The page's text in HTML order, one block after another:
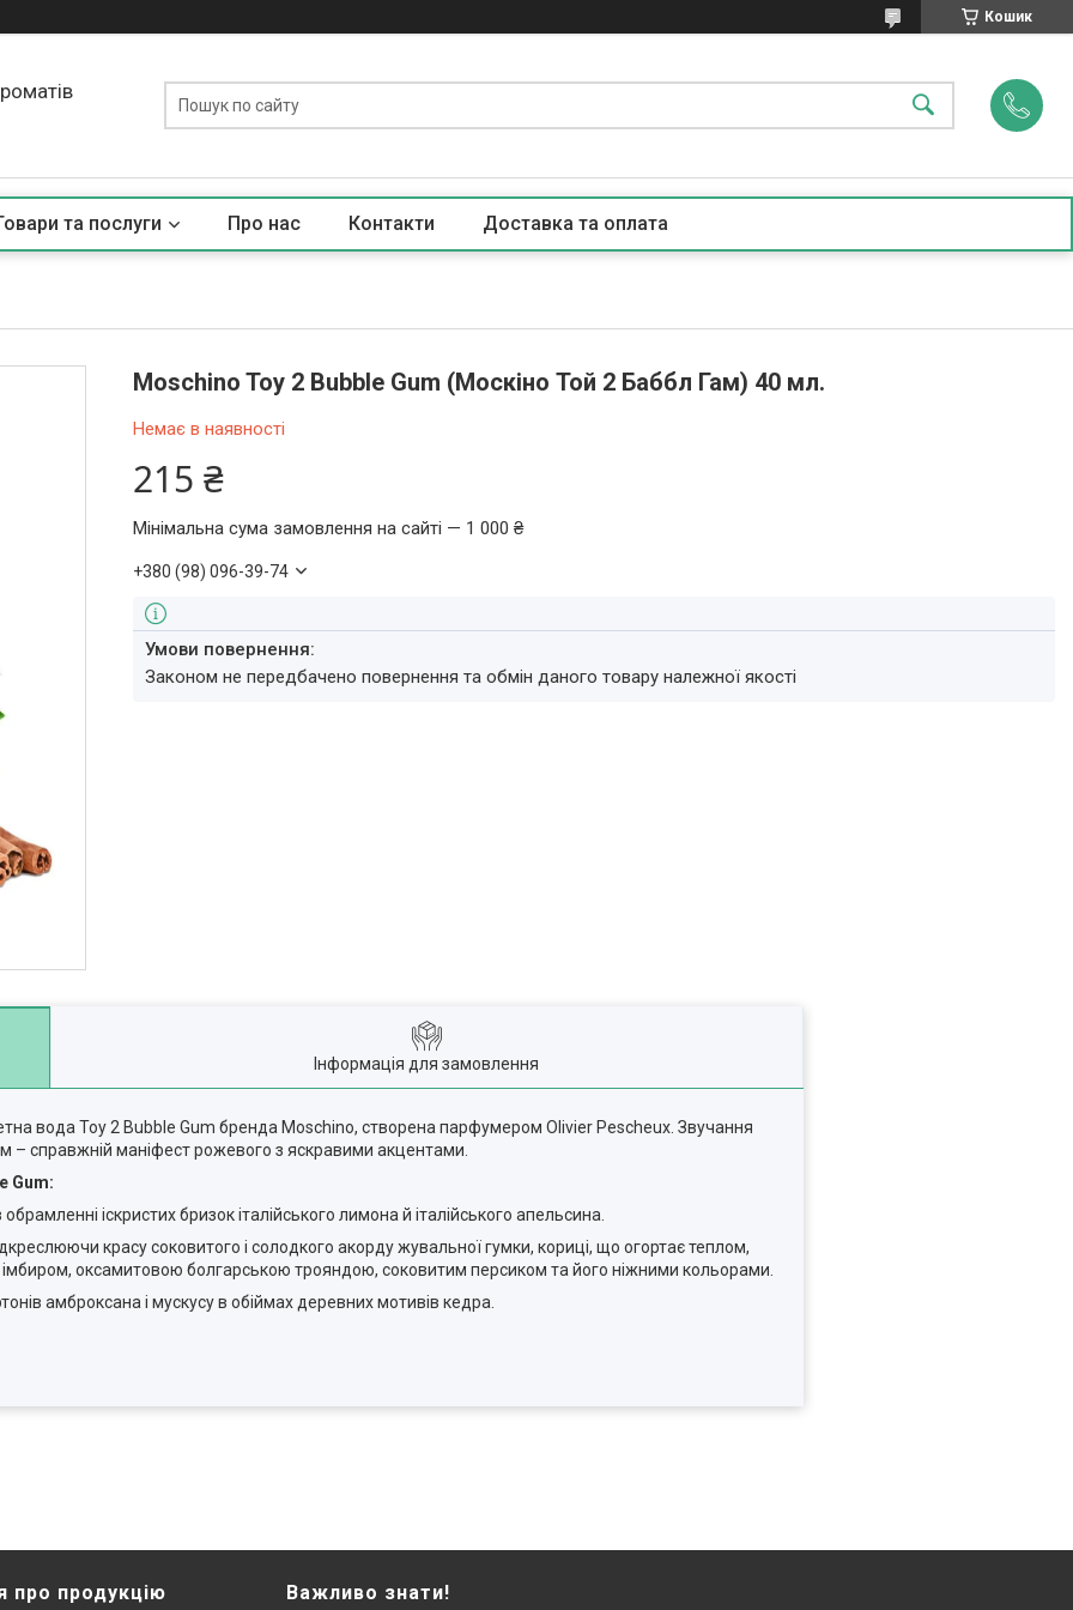
Кошик
та послуги Про нас Контакти Доставка та оплата
Moschino Toy 2 Bubble Gum (Москіно Той 2 Баббл Гам) 40 мл.
Немає в наявності
215 ₴
Мінімальна сума замовлення на сайті — 1 000 ₴
+380 (98) 096-39-74
Законом не передбачено повернення та обмін даного товару належної якості
Інформація для замовлення
вода Toy 2 Bubble Gum бренда Moschino, створена парфумером Olivier Pescheux. Звучання
– справжній маніфест рожевого з яскравими акцентами.
Gum:
іскристих бризок італійського лимона й італійського апельсина.
красу соковитого і солодкого акорду жувальної гумки, кориці, що огортає теплом,
оксамитовою болгарською трояндою, соковитим персиком та його ніжними кольорами.
амброксана і мускусу в обіймах деревних мотивів кедра.
про продукцію Важливо знати!